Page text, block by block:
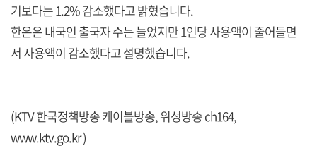
기보다는 1.2% 감소했다고 밝혔습니다.
한은은 내국인 출국자 수는 늘었지만 1인당 사용액이 줄어들면
서 사용액이 감소했다고 설명했습니다.
(KTV 한국정책방송 케이블방송, 위성방송 ch164,
www.ktv.go.kr )